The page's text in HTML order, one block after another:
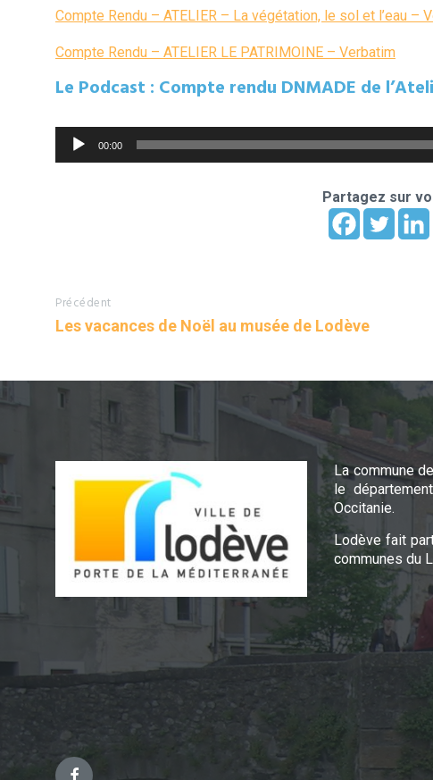
Compte Rendu – ATELIER – La végétation, le sol et l’eau –
Compte Rendu – ATELIER LE PATRIMOINE – Verbatim
Le Podcast : Compte rendu DNMADE de
Lecteur
audio
00:00
Partagez sur
Précédent
Les vacances de Noël au musée de Lodève
La commune
le
Occitanie.
Lodève fait
communes du
Facebook